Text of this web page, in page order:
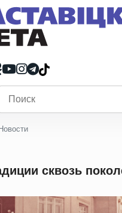
Новости
сквозь